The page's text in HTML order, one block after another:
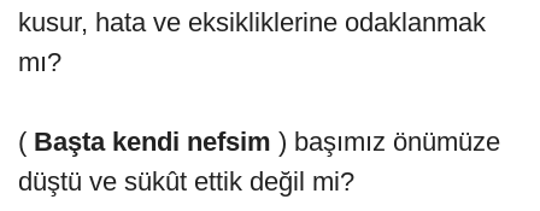
kusur, hata ve eksikliklerine odaklanmak
mı?
( Başta kendi nefsim ) başımız önümüze
düştü ve sükût ettik değil mi?